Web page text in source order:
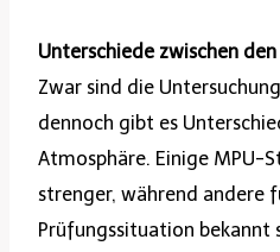
Unterschiede zwischen
Zwar sind die
dennoch gibt es
Atmosphäre. Einige MPU-
strenger, während andere
Prüfungssituation bekannt